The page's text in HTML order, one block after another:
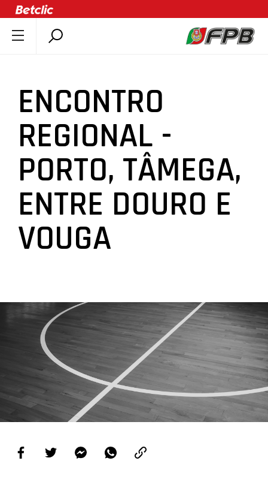
ÚLTIMAS
COMPETIÇÕES
ASSOCIAÇÕES
CLUBES
AGENTES
AGENDA
SELEÇÕES
MINIBASQUETE
LIGA BETCLIC MASCULINA
LIGA BETCLIC FEMININA
ENCONTRO
REGIONAL -
PORTO, TÂMEGA,
ENTRE DOURO E
VOUGA